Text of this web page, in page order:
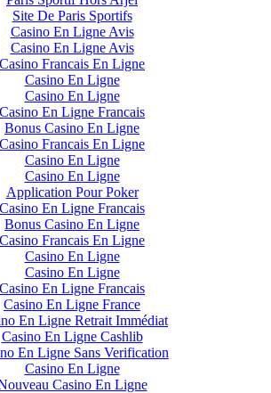
Site De Paris Sportifs
Casino En Ligne Avis
Casino En Ligne Avis
Casino Francais En Ligne
Casino En Ligne
Casino En Ligne
Casino En Ligne Francais
Bonus Casino En Ligne
Casino Francais En Ligne
Casino En Ligne
Casino En Ligne
Application Pour Poker
Casino En Ligne Francais
Bonus Casino En Ligne
Casino Francais En Ligne
Casino En Ligne
Casino En Ligne
Casino En Ligne Francais
Casino En Ligne France
En Ligne Retrait Immédiat
Casino En Ligne Cashlib
En Ligne Sans Verification
Casino En Ligne
Casino En Ligne